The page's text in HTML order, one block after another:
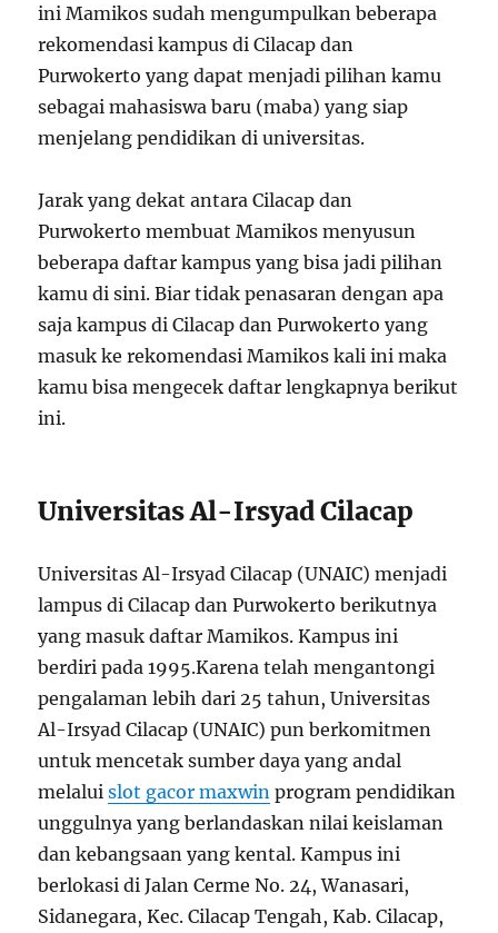
ini Mamikos sudah mengumpulkan beberapa
rekomendasi kampus di Cilacap dan
Purwokerto yang dapat menjadi pilihan kamu
sebagai mahasiswa baru (maba) yang siap
menjelang pendidikan di universitas.
Jarak yang dekat antara Cilacap dan
Purwokerto membuat Mamikos menyusun
beberapa daftar kampus yang bisa jadi pilihan
kamu di sini. Biar tidak penasaran dengan apa
saja kampus di Cilacap dan Purwokerto yang
masuk ke rekomendasi Mamikos kali ini maka
kamu bisa mengecek daftar lengkapnya berikut
ini.
Universitas Al-Irsyad Cilacap
Universitas Al-Irsyad Cilacap (UNAIC) menjadi
lampus di Cilacap dan Purwokerto berikutnya
yang masuk daftar Mamikos. Kampus ini
berdiri pada 1995.Karena telah mengantongi
pengalaman lebih dari 25 tahun, Universitas
Al-Irsyad Cilacap (UNAIC) pun berkomitmen
untuk mencetak sumber daya yang andal
melaluislot gacor maxwin program pendidikan
unggulnya yang berlandaskan nilai keislaman
dan kebangsaan yang kental. Kampus ini
berlokasi di Jalan Cerme No. 24, Wanasari,
Sidanegara, Kec. Cilacap Tengah, Kab. Cilacap,